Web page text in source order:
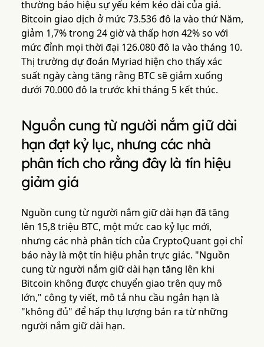
thường báo hiệu sự yếu kém kéo dài của giá.
Bitcoin giao dịch ở mức 73.536 đô la vào thứ Năm,
giảm 1,7% trong 24 giờ và thấp hơn 42% so với
mức đỉnh mọi thời đại 126.080 đô la vào tháng 10.
Thị trường dự đoán Myriad hiện cho thấy xác
suất ngày càng tăng rằng BTC sẽ giảm xuống
dưới 70.000 đô la trước khi tháng 5 kết thúc.
Nguồn cung từ người nắm giữ dài
hạn đạt kỷ lục, nhưng các nhà
phân tích cho rằng đây là tín hiệu
giảm giá
Nguồn cung từ người nắm giữ dài hạn đã tăng
lên 15,8 triệu BTC, một mức cao kỷ lục mới,
nhưng các nhà phân tích của CryptoQuant gọi chỉ
báo này là một tín hiệu phản trực giác. "Nguồn
cung từ người nắm giữ dài hạn tăng lên khi
Bitcoin không được chuyển giao trên quy mô
lớn," công ty viết, mô tả nhu cầu ngắn hạn là
"không đủ" để hấp thụ lượng bán ra từ những
người nắm giữ dài hạn.